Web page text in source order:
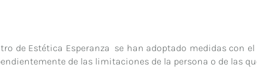
de Estética Esperanza se han adoptado medidas con
de las limitaciones de la persona o de las